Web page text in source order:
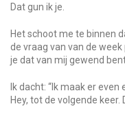
Dat gun ik je.
Het schoot me te binnen
de vraag van van de
je dat van mij gewend
Ik dacht: “Ik maak er even
Hey, tot de volgende keer.